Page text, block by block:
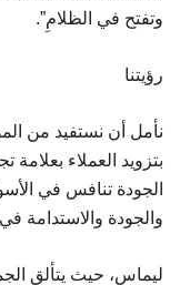
وتفتح في الظلامِ”.
رؤيتنا
نأمل أن نستفيد من
بتزويد العملاء
الجودة تنافس في
والجودة والاستدامة
ليماس، حيث يتألق